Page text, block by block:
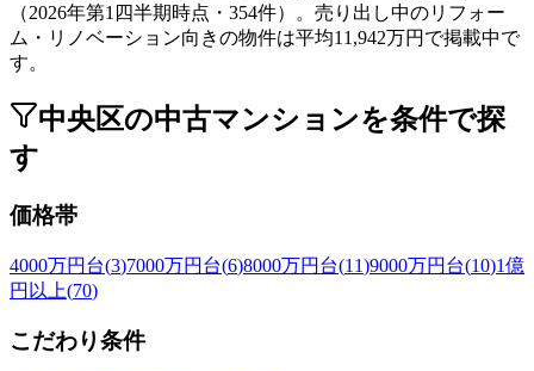
（2026年第1四半期時点・354件）。売り出し中のリフォー
ム・リノベーション向きの物件は平均11,942万円で掲載中で
す。
中央区の中古マンションを条件で探
す
価格帯
4000万円台(3)7000万円台(6)8000万円台(11)9000万円台(10)1億
円以上(70)
こだわり条件